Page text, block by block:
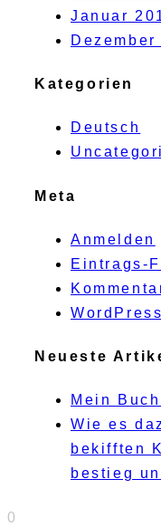
Januar
Dezember
Kategorien
Deutsch
Meta
Anmelden
Eintrags-
Neueste
Mein
Wie es
bekifften
bestieg
0